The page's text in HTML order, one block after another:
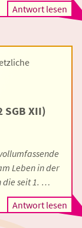
Antwort lesen
SGB XII)
Leben in der
die seit 1. …
Antwort lesen